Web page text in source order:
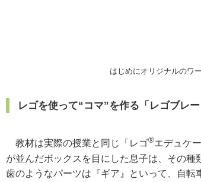
はじめにオリジナルのワ
レゴを使って“コマ”を作る「レゴブレー
教材は実際の授業と同じ「レゴ®エデュケ
が並んだボックスを目にした息子は、その
歯のようなパーツは『ギア』といって、自